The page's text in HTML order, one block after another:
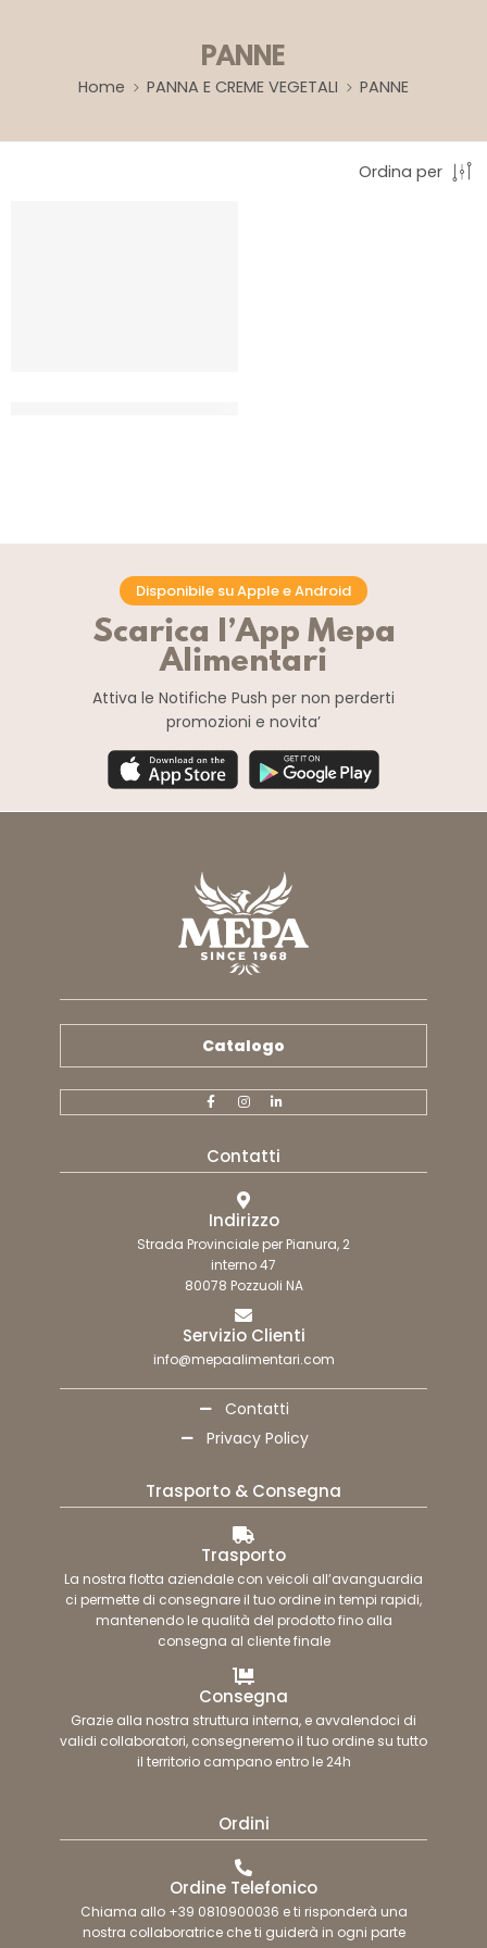
PANNE
Home PANNA E CREME VEGETALI PANNE
Ordina per
Disponibile su Apple e Android
Scarica l’App Mepa
Alimentari
Attiva le Notifiche Push per non perderti
promozioni e novita’
Catalogo
Contatti
Indirizzo
Strada Provinciale per Pianura, 2
interno 47
80078 Pozzuoli NA
Servizio Clienti
info@mepaalimentari.com
Contatti
Privacy Policy
Trasporto & Consegna
Trasporto
La nostra flotta aziendale con veicoli all’avanguardia
ci permette di consegnare il tuo ordine in tempi rapidi,
mantenendo le qualità del prodotto fino alla
consegna al cliente finale
Consegna
Grazie alla nostra struttura interna, e avvalendoci di
validi collaboratori, consegneremo il tuo ordine su tutto
il territorio campano entro le 24h
Ordini
Ordine Telefonico
Chiama allo +39 0810900036 e ti risponderà una
nostra collaboratrice che ti guiderà in ogni parte